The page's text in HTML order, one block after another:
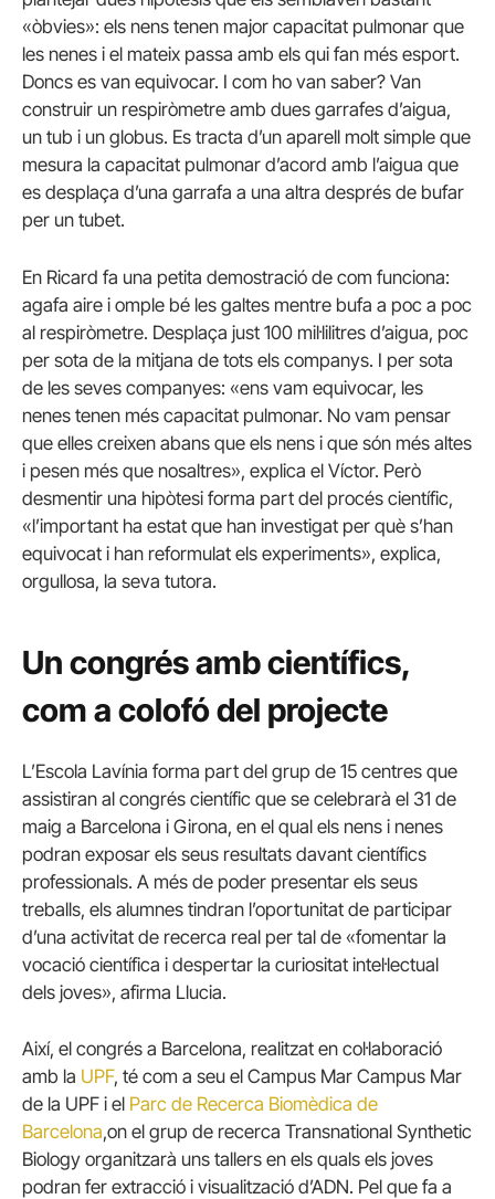
«òbvies»: els nens tenen major capacitat pulmonar que
les nenes i el mateix passa amb els qui fan més esport.
Doncs es van equivocar. I com ho van saber? Van
construir un respiròmetre amb dues garrafes d’aigua,
un tub i un globus. Es tracta d’un aparell molt simple que
mesura la capacitat pulmonar d’acord amb l’aigua que
es desplaça d’una garrafa a una altra després de bufar
per un tubet.
En Ricard fa una petita demostració de com funciona:
agafa aire i omple bé les galtes mentre bufa a poc a poc
al respiròmetre. Desplaça just 100 mil·lilitres d’aigua, poc
per sota de la mitjana de tots els companys. I per sota
de les seves companyes: «ens vam equivocar, les
nenes tenen més capacitat pulmonar. No vam pensar
que elles creixen abans que els nens i que són més altes
i pesen més que nosaltres», explica el Víctor. Però
desmentir una hipòtesi forma part del procés científic,
«l’important ha estat que han investigat per què s’han
equivocat i han reformulat els experiments», explica,
orgullosa, la seva tutora.
Un congrés amb científics,
com a colofó del projecte
L’Escola Lavínia forma part del grup de 15 centres que
assistiran al congrés científic que se celebrarà el 31 de
maig a Barcelona i Girona, en el qual els nens i nenes
podran exposar els seus resultats davant científics
professionals. A més de poder presentar els seus
treballs, els alumnes tindran l’oportunitat de participar
d’una activitat de recerca real per tal de «fomentar la
vocació científica i despertar la curiositat intel·lectual
dels joves», afirma Llucia.
Així, el congrés a Barcelona, realitzat en col·laboració
amb la UPF, té com a seu el Campus Mar Campus Mar
de la UPF i el Parc de Recerca Biomèdica de
Barcelona,on el grup de recerca Transnational Synthetic
Biology organitzarà uns tallers en els quals els joves
podran fer extracció i visualització d’ADN. Pel que fa a